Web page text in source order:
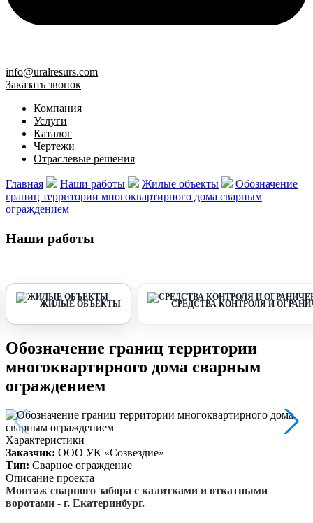
info@uralresurs.com
Заказать звонок
Компания
Услуги
Каталог
Чертежи
Отраслевые решения
Главная Наши работы Жилые объекты
Обозначение
границ территории многоквартирного дома сварным
ограждением
Наши работы
ЖИЛЫЕ ОБЪЕКТЫ СРЕДСТВА КОНТРОЛЯ И
Обозначение границ территории
многоквартирного дома сварным
ограждением
Характеристики
Заказчик: ООО УК «Созвездие»
Тип: Сварное ограждение
Описание проекта
Монтаж сварного забора с калитками и откатными
воротами - г. Екатеринбург.